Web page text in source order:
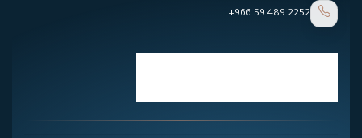
+966 59 489 2252